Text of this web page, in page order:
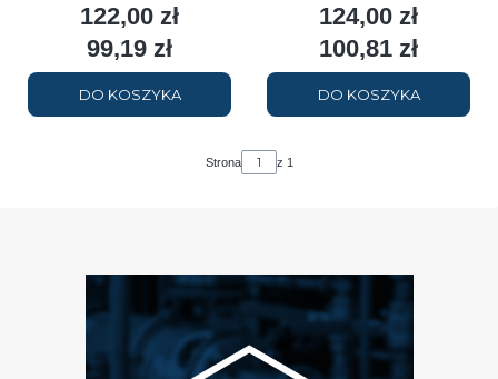
Cena
122,00 zł
Cena
99,19 zł
DO KOSZYKA
Cena
124,00 zł
Cena
100,81 zł
DO KOSZYKA
Strona z 1